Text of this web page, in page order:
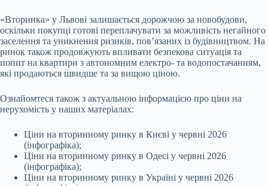
«Вторинка» у Львові залишається дорожчою за новобудови,
оскільки покупці готові переплачувати за можливість негайного
заселення та уникнення ризиків, пов’язаних із будівництвом. На
ринок також продовжують впливати безпекова ситуація та
попит на квартири з автономним електро- та водопостачанням,
які продаються швидше та за вищою ціною.
Ознайомтеся також з актуальною інформацією про ціни на
нерухомість у наших матеріалах:
Ціни на вторинному ринку в Києві у червні 2026
(інфографіка);
Ціни на вторинному ринку в Одесі у червні 2026
(інфографіка);
Ціни на вторинному ринку в Україні у червні 2026